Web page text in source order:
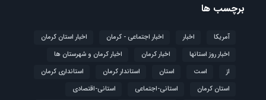
برچسب ها
آمریکا اخبار اخبار اجتماعی - کرمان
اخبار استان کرمان
اخبار روز استانها
اخبار کرمان
اخبار کرمان و شهرستان ها
از
است استان استاندار کرمان
استانداری کرمان
استان کرمان
استانی-اجتماعی
استانی-اقتصادی